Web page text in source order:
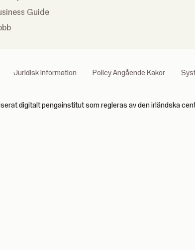
Guide
Juridisk information Policy Angående Kakor
digitalt pengainstitut som regleras av den irländska